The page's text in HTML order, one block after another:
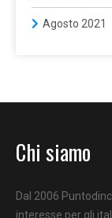
Agosto 2021
Chi siamo
Dal 2006
interesse per gli